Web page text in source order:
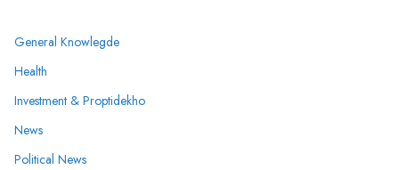
General Knowlegde
Health
Investment & Proptidekho
News
Political News